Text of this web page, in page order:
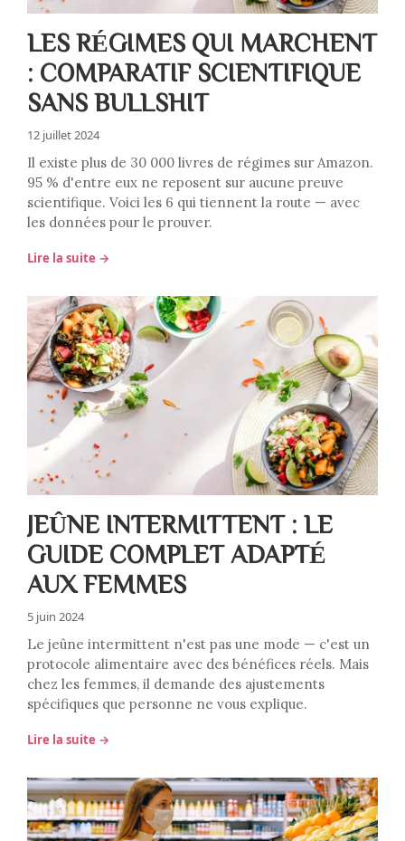
LES RÉGIMES QUI MARCHENT
: COMPARATIF SCIENTIFIQUE
SANS BULLSHIT
12 juillet 2024
Il existe plus de 30 000 livres de régimes sur Amazon.
95 % d'entre eux ne reposent sur aucune preuve
scientifique. Voici les 6 qui tiennent la route — avec
les données pour le prouver.
Lire la suite →
JEÛNE INTERMITTENT : LE
GUIDE COMPLET ADAPTÉ
AUX FEMMES
5 juin 2024
Le jeûne intermittent n'est pas une mode — c'est un
protocole alimentaire avec des bénéfices réels. Mais
chez les femmes, il demande des ajustements
spécifiques que personne ne vous explique.
Lire la suite →